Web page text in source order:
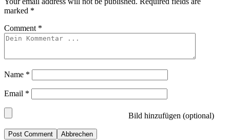
marked *
Comment *
Name *
Email *
Bild hinzufügen (optional)
Abbrechen